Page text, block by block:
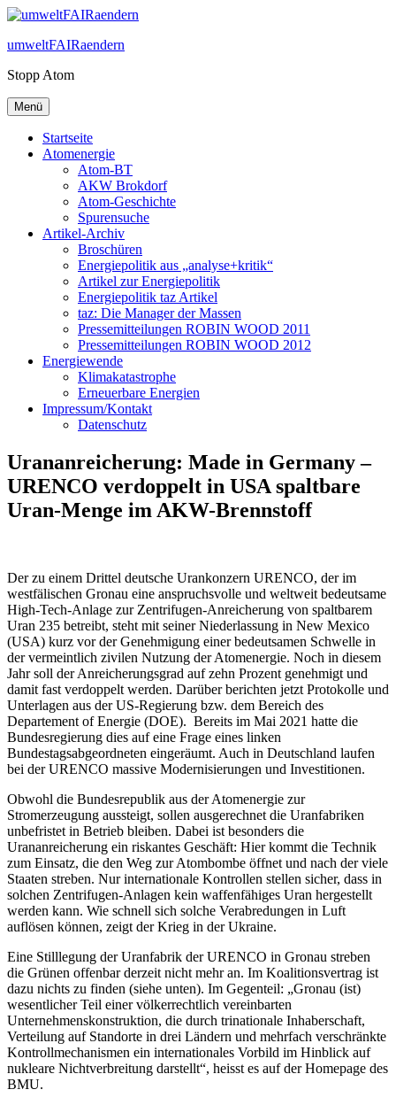
Zum
springen
umweltFAIRaendern
Stopp Atom
Menü
Startseite
Atomenergie
Atom-BT
AKW Brokdorf
Atom-Geschichte
Spurensuche
Artikel-Archiv
Broschüren
Energiepolitik aus „analyse+kritik“
Artikel zur Energiepolitik
Energiepolitik taz Artikel
taz: Die Manager der Massen
Pressemitteilungen ROBIN WOOD 2011
Pressemitteilungen ROBIN WOOD 2012
Energiewende
Klimakatastrophe
Erneuerbare Energien
Impressum/Kontakt
Datenschutz
Urananreicherung: Made in Germany –
URENCO verdoppelt in USA spaltbare
Uran-Menge im AKW-Brennstoff
Der zu einem Drittel deutsche Urankonzern URENCO, der im
westfälischen Gronau eine anspruchsvolle und weltweit bedeutsame
High-Tech-Anlage zur Zentrifugen-Anreicherung von spaltbarem
Uran 235 betreibt, steht mit seiner Niederlassung in New Mexico
(USA) kurz vor der Genehmigung einer bedeutsamen Schwelle in
der vermeintlich zivilen Nutzung der Atomenergie. Noch in diesem
Jahr soll der Anreicherungsgrad auf zehn Prozent genehmigt und
damit fast verdoppelt werden. Darüber berichten jetzt Protokolle und
Unterlagen aus der US-Regierung bzw. dem Bereich des
Departement of Energie (DOE). Bereits im Mai 2021 hatte die
Bundesregierung dies auf eine Frage eines linken
Bundestagsabgeordneten eingeräumt. Auch in Deutschland laufen
bei der URENCO massive Modernisierungen und Investitionen.
Obwohl die Bundesrepublik aus der Atomenergie zur
Stromerzeugung aussteigt, sollen ausgerechnet die Uranfabriken
unbefristet in Betrieb bleiben. Dabei ist besonders die
Urananreicherung ein riskantes Geschäft: Hier kommt die Technik
zum Einsatz, die den Weg zur Atombombe öffnet und nach der viele
Staaten streben. Nur internationale Kontrollen stellen sicher, dass in
solchen Zentrifugen-Anlagen kein waffenfähiges Uran hergestellt
werden kann. Wie schnell sich solche Verabredungen in Luft
auflösen können, zeigt der Krieg in der Ukraine.
Eine Stilllegung der Uranfabrik der URENCO in Gronau streben
die Grünen offenbar derzeit nicht mehr an. Im Koalitionsvertrag ist
dazu nichts zu finden (siehe unten). Im Gegenteil: „Gronau (ist)
wesentlicher Teil einer völkerrechtlich vereinbarten
Unternehmenskonstruktion, die durch trinationale Inhaberschaft,
Verteilung auf Standorte in drei Ländern und mehrfach verschränkte
Kontrollmechanismen ein internationales Vorbild im Hinblick auf
nukleare Nichtverbreitung darstellt“, heisst es auf der Homepage des
BMU.